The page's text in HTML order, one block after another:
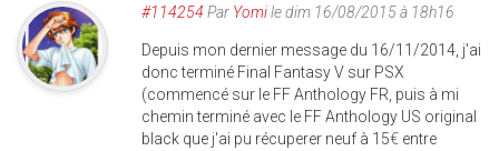
#114254 Par Yomile dim 16/08/2015 à 18h16
Depuis mon dernier message du 16/11/2014, j'ai
donc terminé Final Fantasy V sur PSX
(commencé sur le FF Anthology FR, puis à mi
chemin terminé avec le FF Anthology US original
black que j'ai pu récuperer neuf à 15€ entre